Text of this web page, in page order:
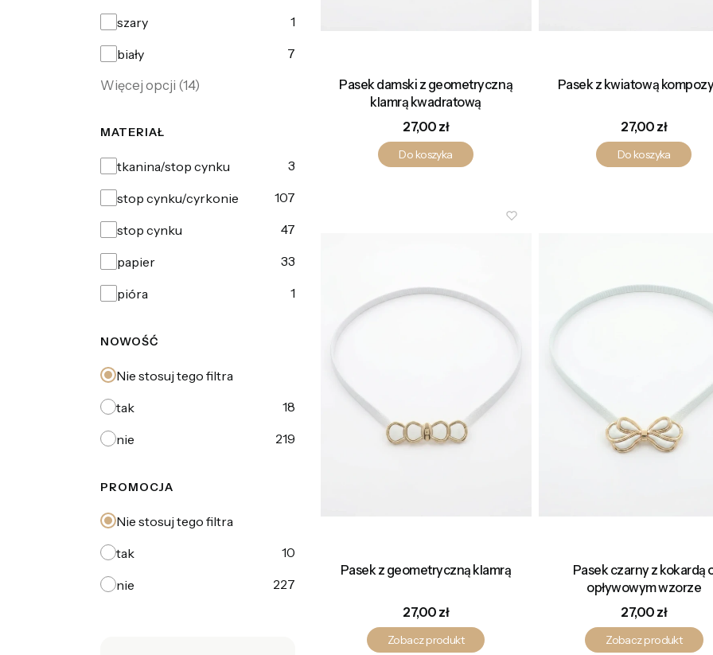
szary 1
biały
7
Więcej opcji (14)
MATERIAŁ
Materiał
tkanina/stop cynku 3
stop cynku/cyrkonie 107
stop cynku 47
papier 33
pióra 1
NOWOŚĆ
Nie stosuj tego filtra
tak
18
nie 219
PROMOCJA
Nie stosuj tego filtra
tak
10
nie 227
Pasek damski z geometryczną
klamrą kwadratową
Cena
27,00 zł
Do koszyka
Pasek z kwiatową
Cena
27,00 zł
Do koszyka
Pasek z geometryczną klamrą
Cena
27,00 zł
Zobacz produkt
Pasek czarny z kokardą
opływowym wzorze
Cena
27,00 zł
Zobacz produkt